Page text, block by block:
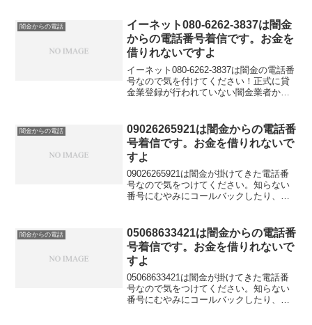
闇金からの電話
イーネット080-6262-3837は闇金
からの電話番号着信です。お金を
借りれないですよ
イーネット080-6262-3837は闇金の電話番
号なので気を付けてください！正式に貸
金業登録が行われていない闇金業者から
か？」「今ならすぐにご融資可能なので
条件だけで...
闇金からの電話
09026265921は闇金からの電話番
号着信です。お金を借りれないで
すよ
09026265921は闇金が掛けてきた電話番
号なので気をつけてください。知らない
番号にむやみにコールバックしたり、融
どの金融被害に遭う可能性もあります。
金融庁に貸金業登録していないこの電話
番号はキャッシングの勧誘に利用しては
いけないと法律で定められています。
闇金からの電話
05068633421は闇金からの電話番
号着信です。お金を借りれないで
すよ
05068633421は闇金が掛けてきた電話番
号なので気をつけてください。知らない
番号にむやみにコールバックしたり、融